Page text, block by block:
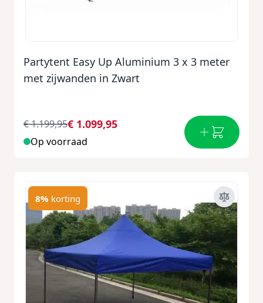
Partytent Easy Up Aluminium 3 x 3 meter
met zijwanden in Zwart
€ 1.099,95
€ 1.199,95
Op voorraad
8% korting